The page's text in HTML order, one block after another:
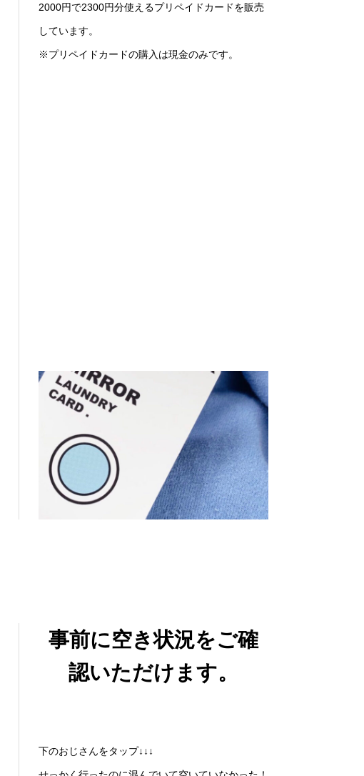
2000円で2300円分使えるプリペイドカードを販売
しています。
※プリペイドカードの購入は現金のみです。
事前に空き状況をご確
認いただけます。
下のおじさんをタップ↓↓↓